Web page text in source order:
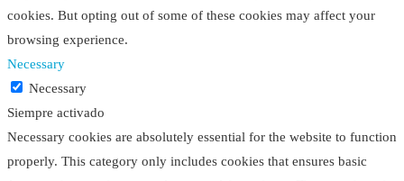
cookies. But opting out of some of these cookies may affect your
browsing experience.
Necessary
Necessary
Siempre activado
Necessary cookies are absolutely essential for the website to function
properly. This category only includes cookies that ensures basic